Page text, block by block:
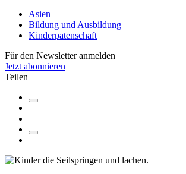
Asien
Bildung und Ausbildung
Kinderpatenschaft
Für den Newsletter anmelden
Jetzt abonnieren
Teilen